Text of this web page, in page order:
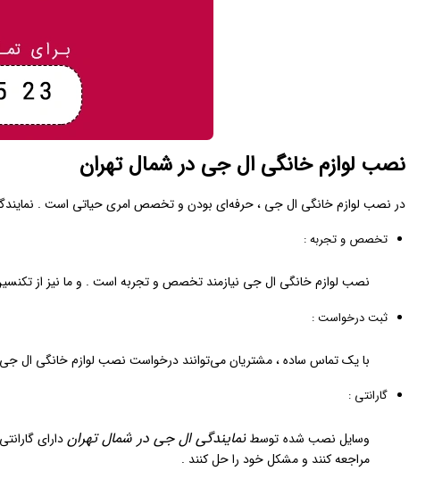
نصب لوازم خانگی ال جی در شمال تهران
در نصب لوازم خانگی ال جی ، حرفه‌ای بودن و تخصص امری حیاتی است .
تخصص و تجربه :
نصب لوازم خانگی ال جی نیازمند تخصص و تجربه است . و ما نیز از
ثبت درخواست :
با یک تماس ساده ، مشتریان می‌توانند درخواست نصب لوازم خانگی ال
گارانتی :
وسایل نصب شده توسطنمایندگی ال جی در شمال تهراندارای
مراجعه کنند و مشکل خود را حل کنند .